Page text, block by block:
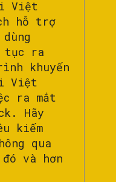
Việt
hỗ trợ
tục ra
khuyến
Việt
ra mắt
Hãy
kiếm
qua
và hơn